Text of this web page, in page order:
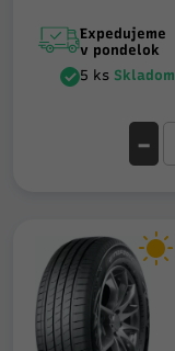
Expedujeme
v pondelok
5 ks Skladom
-